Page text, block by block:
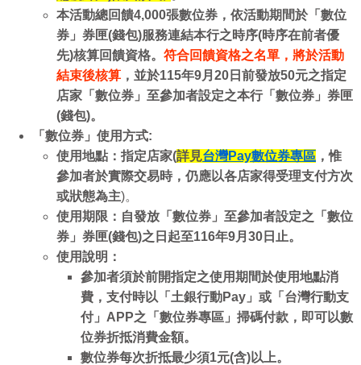
本活動總回饋4,000張數位券，依活動期間於「數位
券」券匣(錢包)服務連結本行之時序(時序在前者優
先)核算回饋資格。 符合回饋資格之名單，將於活動
結束後核算 ， 並於115年9月20日前發放50元之指定
店家「數位券」至參加者設定之本行「數位券」券匣
(錢包)。
「數位券」使用方式:
使用地點：指定店家(詳見台灣Pay數位券專區 ，惟
參加者於實際交易時，仍應以各店家得受理支付方次
或狀態為主)。
使用期限：自發放 「數位券」至參加者設定之「數位
券」券匣(錢包)之日 起至116年9月30日止。
使用說明：
參加者須於前開指定之使用期間於使用地點消
費，支付時以「土銀行動Pay」或「台灣行動支
付」APP之「數位券專區」掃碼付款，即可以數
位券折抵消費金額。
數位券每次折抵最少須1元(含)以上。